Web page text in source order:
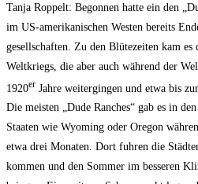
Tan­ja Rop­pelt: Begon­nen hat­te ein den
im US-ame­ri­ka­ni­schen Wes­ten bereits
ge­sell­schaf­ten. Zu den Blü­te­zei­ten kam es
Welt­kriegs, die aber auch wäh­rend der
1920er Jah­re wei­ter­gin­gen und etwa bis
Die meis­ten „Dude Ran­ches“ gab es in
Staa­ten wie Wyo­ming oder Ore­gon
etwa drei Mona­ten. Dort fuh­ren die
kom­men und den Som­mer im bes­se­ren